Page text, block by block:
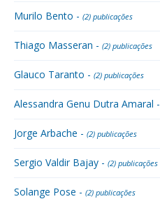
Murilo Bento - (2) publicações
Thiago Masseran - (2) publicações
Glauco Taranto - (2) publicações
Alessandra Genu Dutra Amaral -
Jorge Arbache - (2) publicações
Sergio Valdir Bajay - (2) publicações
Solange Pose - (2) publicações